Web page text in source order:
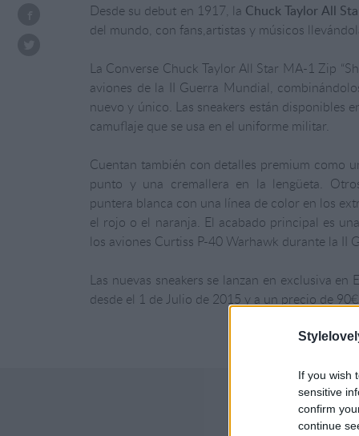
If you wish
sensitive
confirm
continue
Desde su debut en 1917, la Chuck Taylor All
del mundo, con fans,artistas y músicos
La Converse Chuck Taylor All Star MA-1 Zip
aviones de la II Guerra Mundial,
nuevo y único. Las sneakers están disponibles
camuflaje que se usa en el uniforme militar.
Cuentan también con detalles premium como
punto y una cremallera en la lengüeta.
puntera blanca con una línea de color en los
el rojo o el naranja. El acabado principal es
los aviones Curtiss P-40 Warhawk durante la II
Las nuevas sneakers se lanzan en exclusiva
desde el 1 de Julio de 2015 y a un precio de 90€.